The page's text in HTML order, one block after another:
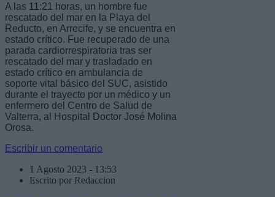
A las 11:21 horas, un hombre fue
rescatado del mar en la Playa del
Reducto, en Arrecife, y se encuentra en
estado crítico. Fue recuperado de una
parada cardiorrespiratoria tras ser
rescatado del mar y trasladado en
estado crítico en ambulancia de
soporte vital básico del SUC, asistido
durante el trayecto por un médico y un
enfermero del Centro de Salud de
Valterra, al Hospital Doctor José Molina
Orosa.
Escribir un comentario
1 Agosto 2023 - 13:53
Escrito por Redaccion